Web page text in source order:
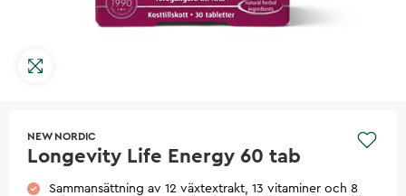
NEW NORDIC
Longevity Life Energy 60 tab
Sammansättning av 12 växtextrakt, 13 vitaminer och 8